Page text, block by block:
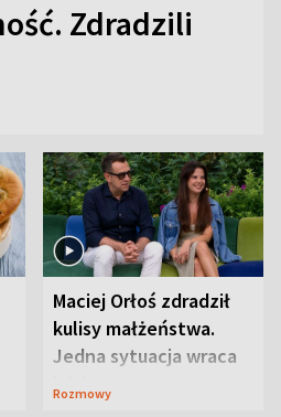
Zdradzili
Maciej Orłoś zdradził
kulisy małżeństwa.
Jedna sytuacja wraca
jak bumerang
Rozmowy